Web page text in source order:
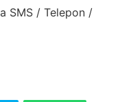
SMS / Telepon /